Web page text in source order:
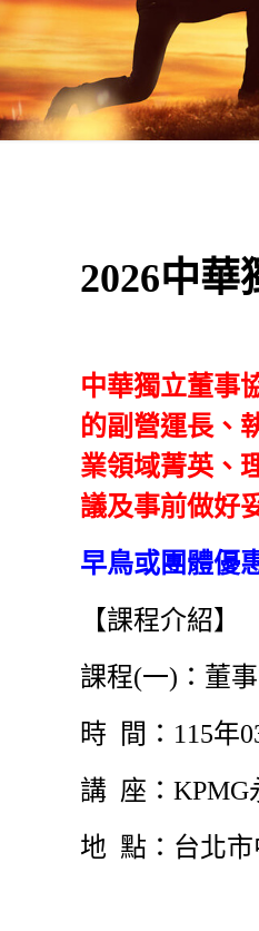
2026中華
中華獨立董事
的副營運長、
業領域菁英、
議及事前做好
早鳥或團體優
【課程介紹】
課程(一)：董
時 間：115年
講 座：KPMG
地 點：台北市